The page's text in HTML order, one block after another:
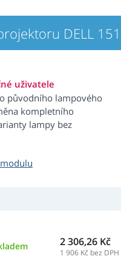
DELL
uživatele
původního lampového
kompletního
lampy bez
2 306,26 Kč
1 906 Kč bez DPH